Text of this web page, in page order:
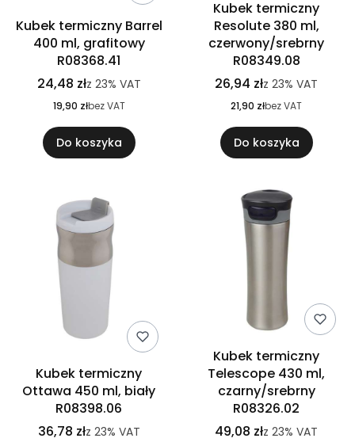
Kubek termiczny Barrel
400 ml, grafitowy
R08368.41
24,48 złz 23% VAT
19,90 złbez VAT
Do koszyka
Kubek termiczny
Resolute 380 ml,
czerwony/srebrny
R08349.08
26,94 złz 23% VAT
21,90 złbez VAT
Do koszyka
Kubek termiczny
Ottawa 450 ml, biały
R08398.06
36,78 złz 23% VAT
Kubek termiczny
Telescope 430 ml,
czarny/srebrny
R08326.02
49,08 złz 23% VAT